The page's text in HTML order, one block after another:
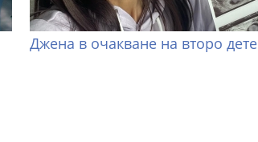
Джена в очакване на второ дете